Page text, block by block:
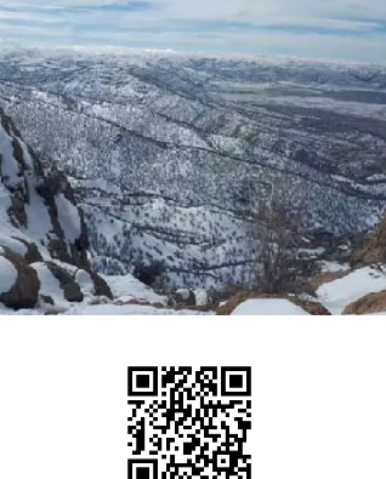
ها‌ی یکشنبه ۴ مردادماه
صفحات نخست روزنامه ها‌ی